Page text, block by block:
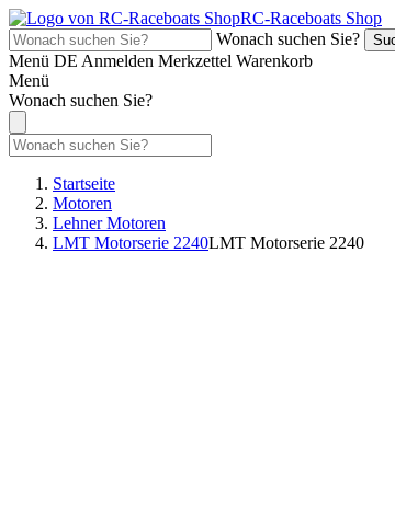
RC-Raceboats Shop
Wonach suchen Sie?
Menü DE Anmelden Merkzettel Warenkorb
Menü
Wonach suchen Sie?
Startseite
Motoren
Lehner Motoren
LMT Motorserie 2240LMT Motorserie 2240